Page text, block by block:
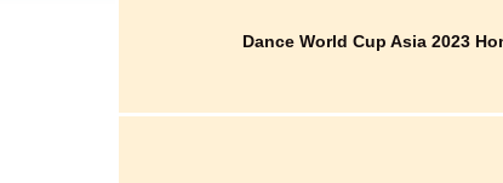
Dance World Cup Asia 2023